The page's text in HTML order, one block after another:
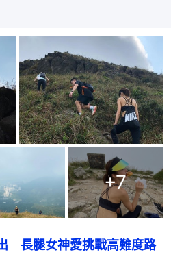
+7
　長腿女神愛挑戰高難度路